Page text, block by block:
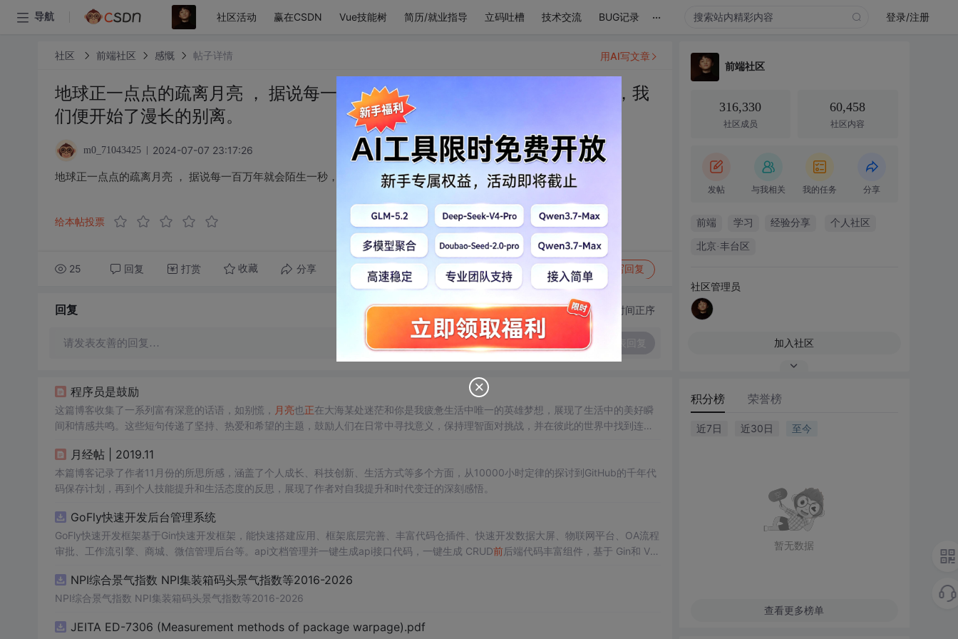
导航 社区活动 赢在CSDN Vue技能树 简历/就业指导 立码吐槽 技术交流 BUG记录 ... 登录/注册
社区 前端社区 感慨 帖子详情
地球正一点点的疏离月亮 ， 据说每一百万年就会陌生一秒，早在25亿年前，我
们便开始了漫长的别离。
m0_71043425 2024-07-07 23:17:26
地球正一点点的疏离月亮 ， 据说每一百万年就会陌生一秒，早在25亿年前，我们便开始了漫长的别离。
给本帖投票
25 回复 打赏 收藏 分享 转发到动态 举报 写回复
用AI写文章
回复 切换为时间正序
请发表友善的回复…
程序员是鼓励
这篇博客收集了一系列富有深意的话语，如别慌， 月亮也 正在大海某处迷茫和你是我疲惫生活中唯一的英雄梦想，展现了生活中的美好瞬
间和情感共鸣。这些短句传递了坚持、热爱和希望的主题，鼓励人们在日常中寻找意义，保持理智面对挑战，并在彼此的世界中找到连
月经帖 | 2019.11
本篇博客记录了作者11月份的所思所感，涵盖了个人成长、科技创新、生活方式等多个方面，从10000小时定律的探讨到GitHub的千年代
码保存计划，再到个人技能提升和生活态度的反思，展现了作者对自我提升和时代变迁的深刻感悟。
GoFly快速开发后台管理系统
GoFly快速开发框架基于Gin快速开发框架，能快速搭建应用、框架底层完善、丰富代码仓插件、快速开发数据大屏、物联网平台、OA流程
审批、工作流引擎、商城、微信管理后台等。api文档管理并一键生成api接口代码，一键生成 CRUD前后端代码丰富组件，基于 Gin和 Vu
思想，接口单层设计，开发简单，极易上手、代码可读性和可维护性好、得益于Go优秀性能框架性能和并发都很优秀、需要硬件资源很
小。
NPI综合景气指数 NPI集装箱码头景气指数等2016-2026
NPI综合景气指数 NPI集装箱码头景气指数等2016-2026
JEITA ED-7306 (Measurement methods of package warpage).pdf
前端社区
316,330
社区成员
60,458
社区内容
发帖 与我相关 我的任务 分享
前端 学习 经验分享 个人社区
北京·丰台区
社区管理员
加入社区
积分榜 荣誉榜
近7日 近30日 至今
暂无数据
查看更多榜单